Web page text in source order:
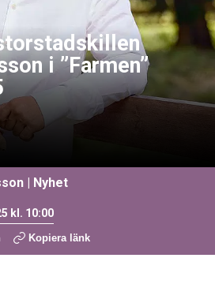
i ”Farmen”
| Nyhet
kl. 10:00
Kopiera länk